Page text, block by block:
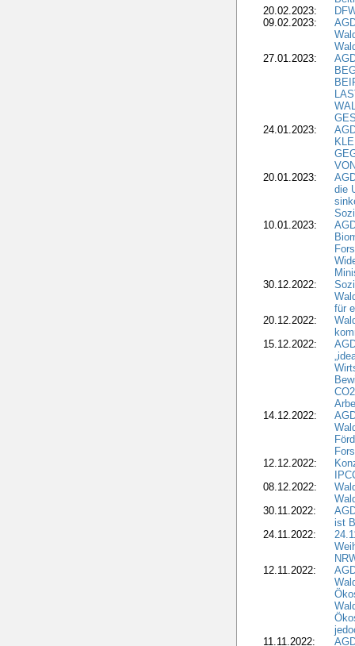
20.02.2023:
09.02.2023:
27.01.2023:
24.01.2023:
20.01.2023:
die
10.01.2023:
30.12.2022:
für
20.12.2022:
15.12.2022:
14.12.2022:
12.12.2022:
08.12.2022:
30.11.2022:
ist
24.11.2022:
12.11.2022:
11.11.2022: